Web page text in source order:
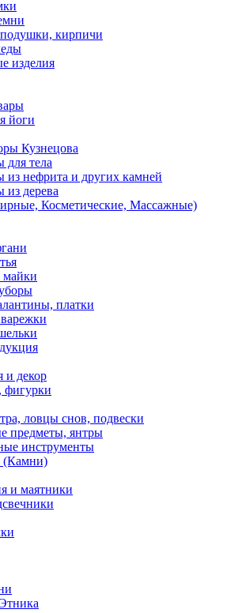
кирпичи
изделия
йоги
Кузнецова
для тела
из нефрита и других камней
из дерева
Косметические, Массажные)
майки
платки
и декор
фигурки
ловцы снов, подвески
предметы, янтры
инструменты
(Камни)
и маятники